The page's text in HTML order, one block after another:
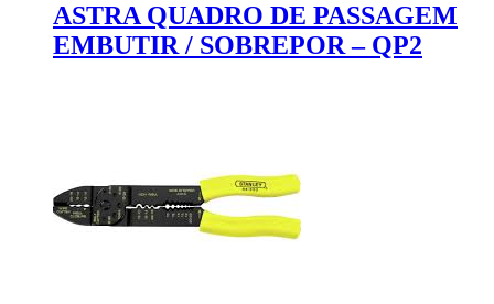
ASTRA QUADRO DE PASSAGEM
EMBUTIR / SOBREPOR – QP2